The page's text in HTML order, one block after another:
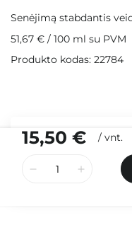
15,50 € / vnt.
Senėjimą stabdantis
51,67 € / 100 ml su PVM
Produkto kodas: 22784